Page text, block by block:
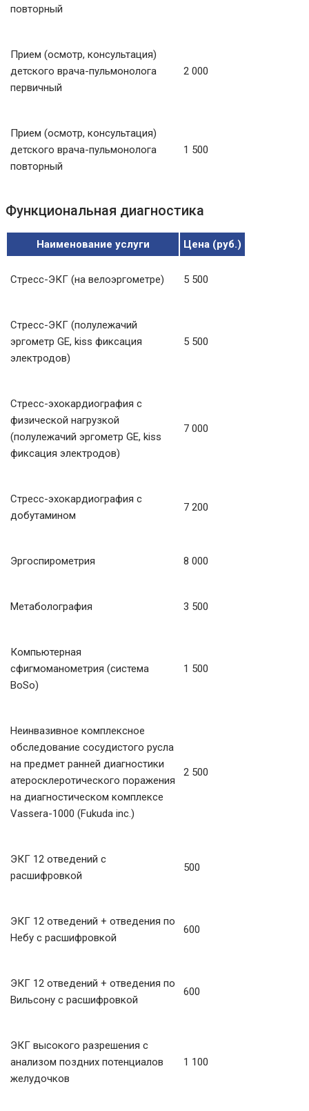
повторный
Прием (осмотр, консультация)
детского врача-пульмонолога
первичный
2 000
Прием (осмотр, консультация)
детского врача-пульмонолога
повторный
1 500
Функциональная диагностика
Наименование услуги Цена (руб.)
Стресс-ЭКГ (на велоэргометре) 5 500
Стресс-ЭКГ (полулежачий
эргометр GE, kiss фиксация
электродов)
5 500
Стресс-эхокардиография с
физической нагрузкой
(полулежачий эргометр GE, kiss
фиксация электродов)
7 000
Стресс-эхокардиография с
добутамином
7 200
Эргоспирометрия 8 000
Метаболография 3 500
Компьютерная
сфигмоманометрия (система
BoSo)
1 500
Неинвазивное комплексное
обследование сосудистого русла
на предмет ранней диагностики
атеросклеротического поражения
на диагностическом комплексе
Vassera-1000 (Fukuda inc.)
2 500
ЭКГ 12 отведений с
расшифровкой
500
ЭКГ 12 отведений + отведения по
Небу с расшифровкой
600
ЭКГ 12 отведений + отведения по
Вильсону с расшифровкой
600
ЭКГ высокого разрешения с
анализом поздних потенциалов
желудочков
1 100